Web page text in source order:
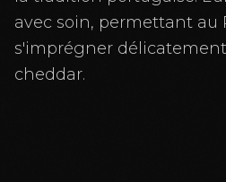
avec soin, permettant au
s'imprégner
cheddar.